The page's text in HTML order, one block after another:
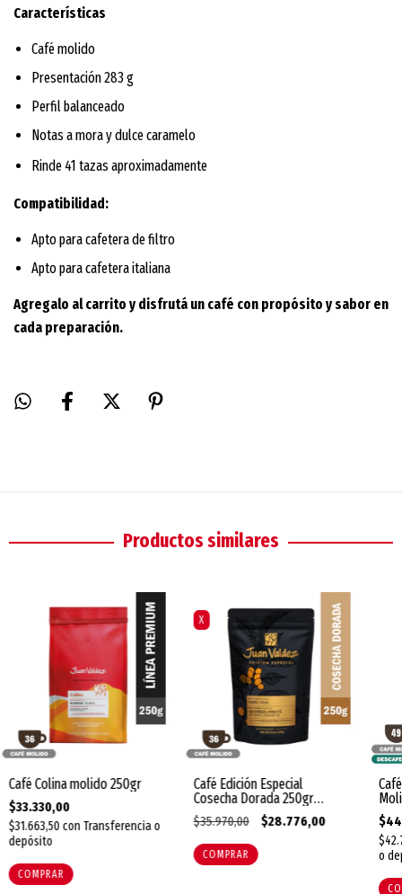
Características
Café molido
Presentación 283 g
Perfil balanceado
Notas a mora y dulce caramelo
Rinde 41 tazas aproximadamente
Compatibilidad:
Apto para cafetera de filtro
Apto para cafetera italiana
Agregalo al carrito y disfrutá un café con propósito y sabor en
cada preparación.
Productos similares
Café Colina molido 250gr
$33.330,00
$31.663,50 con Transferencia o
depósito
X
Café Edición Especial
Cosecha Dorada 250gr
Molido
$35.970,00 $28.776,00
o